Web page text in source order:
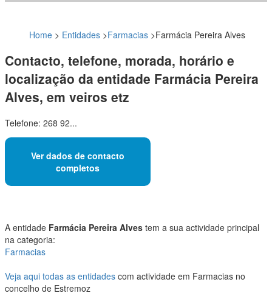
Home > Entidades >Farmacias >Farmácia Pereira Alves
Contacto, telefone, morada, horário e
localização da entidade Farmácia Pereira
Alves, em veiros etz
Telefone: 268 92...
Ver dados de contacto
completos
A entidade Farmácia Pereira Alves tem a sua actividade principal
na categoria:
Farmacias
Veja aqui todas as entidades com actividade em Farmacias no
concelho de Estremoz